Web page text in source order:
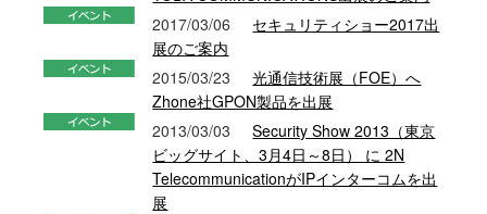
2017/03/06
セキュリティショー2017出
展のご案内
2015/03/23
光通信技術展（FOE）へ
Zhone社GPON製品を出展
2013/03/03
Security Show 2013（東京
ビッグサイト、3月4日～8日） に 2N
TelecommunicationがIPインターコムを出
展